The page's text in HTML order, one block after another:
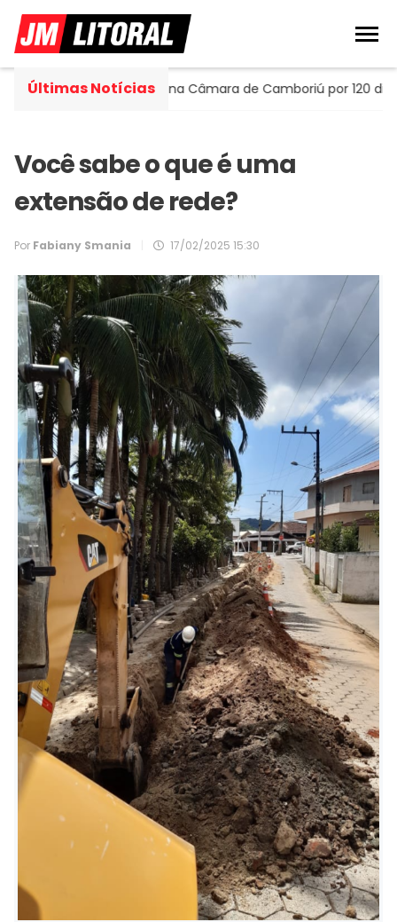
Últimas Notícias
assume cadeira na Câmara de Camboriú por 120 dias
Você sabe o que é uma
extensão de rede?
Por Fabiany Smania 17/02/2025 15:30